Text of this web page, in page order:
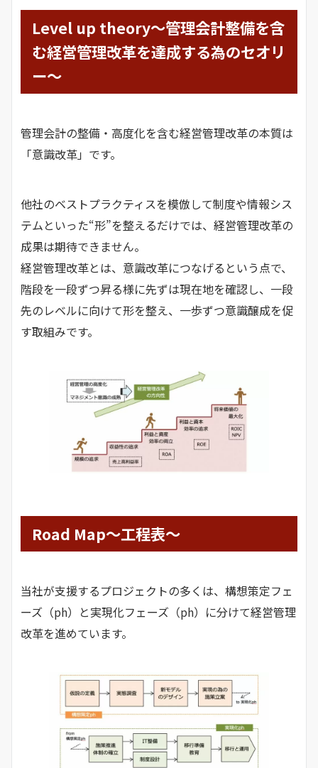
Level up theory～管理会計整備を含
む経営管理改革を達成する為のセオリ
ー～
管理会計の整備・高度化を含む経営管理改革の本質は
「意識改革」です。
他社のベストプラクティスを模倣して制度や情報シス
テムといった“形”を整えるだけでは、経営管理改革の
成果は期待できません。
経営管理改革とは、意識改革につなげるという点で、
階段を一段ずつ昇る様に先ずは現在地を確認し、一段
先のレベルに向けて形を整え、一歩ずつ意識醸成を促
す取組みです。
Road Map～工程表～
当社が支援するプロジェクトの多くは、構想策定フェ
ーズ（ph）と実現化フェーズ（ph）に分けて経営管理
改革を進めています。